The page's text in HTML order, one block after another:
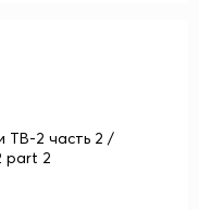
ТВ-2 часть 2 /
part 2